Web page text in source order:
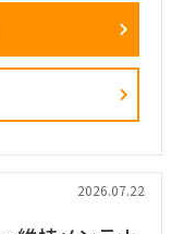
ます。
エスノグラフィ調
潜在課題の整理
の特定
2026.07.22